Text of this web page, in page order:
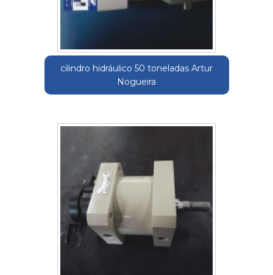
cilindro hidráulico 50 toneladas Artur
Nogueira